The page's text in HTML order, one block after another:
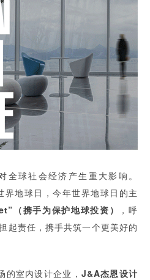
全球社会经济产生重大影响。
地球日，今年世界地球日的主
（携手为保护地球投资）
，呼
起责任，携手共筑一个更美好的
的室内设计企业， J&A杰恩设计